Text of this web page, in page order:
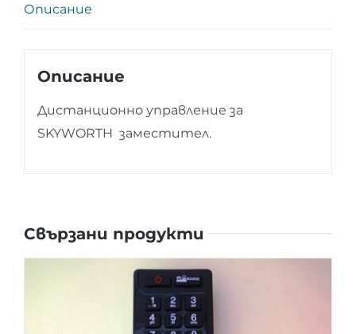
Описание
Описание
Дистанционно управление за
SKYWORTH заместител.
Свързани продукти